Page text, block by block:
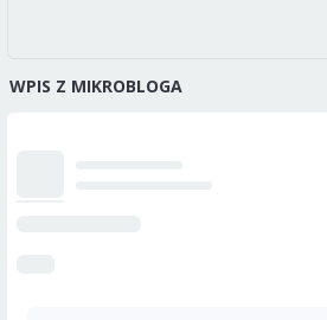
WPIS Z MIKROBLOGA